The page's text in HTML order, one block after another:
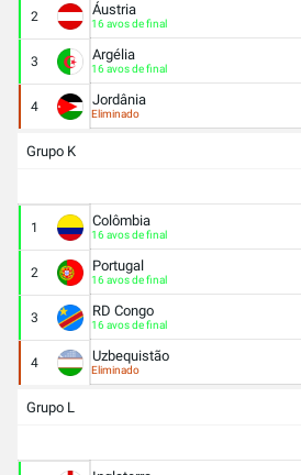
2 Áustria
16 avos de final
3 Argélia
16 avos de final
4 Jordânia
Eliminado
Grupo K
1 Colômbia
16 avos de final
2 Portugal
16 avos de final
3 RD Congo
16 avos de final
4 Uzbequistão
Eliminado
Grupo L